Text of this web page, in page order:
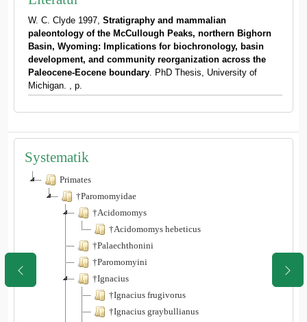
W. C. Clyde 1997, Stratigraphy and mammalian
paleontology of the McCullough Peaks, northern Bighorn
Basin, Wyoming: Implications for biochronology, basin
development, and community reorganization across the
Paleocene-Eocene boundary. PhD Thesis, University of
Michigan. , p.
Systematik
Primates
†Paromomyidae
†Acidomomys
†Acidomomys hebeticus
†Palaechthonini
†Paromomyini
†Ignacius
†Ignacius frugivorus
†Ignacius graybullianus